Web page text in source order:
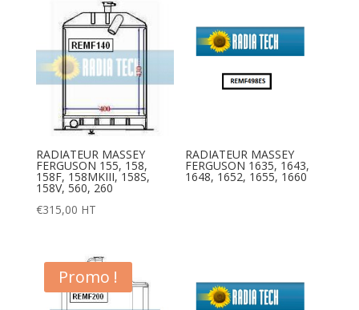
RADIATEUR MASSEY
FERGUSON 155, 158,
158F, 158MKIII, 158S,
158V, 560, 260
€315,00 HT
RADIATEUR MASSEY
FERGUSON 1635, 1643,
1648, 1652, 1655, 1660
Promo !